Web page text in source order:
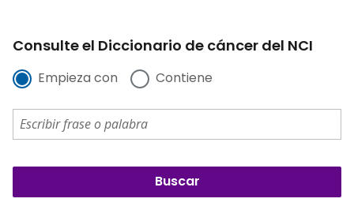
Consulte el Diccionario de cáncer del NCI
Empieza con Contiene